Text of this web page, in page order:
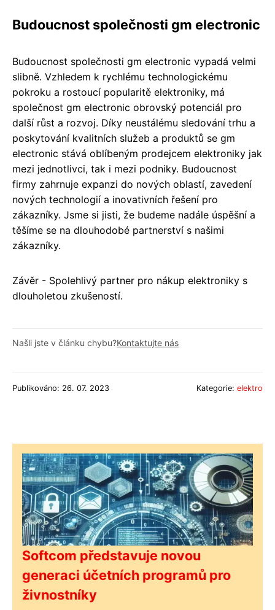
Budoucnost společnosti gm electronic
Budoucnost společnosti gm electronic vypadá velmi
slibně. Vzhledem k rychlému technologickému
pokroku a rostoucí popularitě elektroniky, má
společnost gm electronic obrovský potenciál pro
další růst a rozvoj. Díky neustálému sledování trhu a
poskytování kvalitních služeb a produktů se gm
electronic stává oblíbeným prodejcem elektroniky jak
mezi jednotlivci, tak i mezi podniky. Budoucnost
firmy zahrnuje expanzi do nových oblastí, zavedení
nových technologií a inovativních řešení pro
zákazníky. Jsme si jisti, že budeme nadále úspěšní a
těšíme se na dlouhodobé partnerství s našimi
zákazníky.
Závěr - Spolehlivý partner pro nákup elektroniky s
dlouholetou zkušeností.
Našli jste v článku chybu?Kontaktujte nás
Publikováno: 26. 07. 2023 Kategorie: elektro
Softcom představuje novou
generaci účetních programů pro
živnostníky